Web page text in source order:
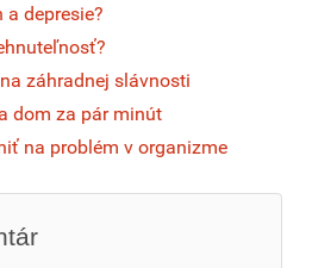
a depresie?
záhradnej slávnosti
dom za pár minút
na problém v organizme